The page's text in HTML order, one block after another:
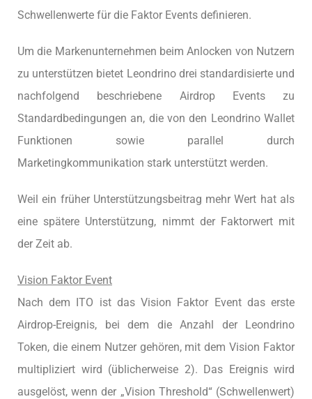
Schwellenwerte für die Faktor Events definieren.
Um die Markenunternehmen beim Anlocken von Nutzern
zu unterstützen bietet Leondrino drei standardisierte und
nachfolgend beschriebene Airdrop Events zu
Standardbedingungen an, die von den Leondrino Wallet
Funktionen sowie parallel durch
Marketingkommunikation stark unterstützt werden.
Weil ein früher Unterstützungsbeitrag mehr Wert hat als
eine spätere Unterstützung, nimmt der Faktorwert mit
der Zeit ab.
Vision Faktor Event
Nach dem ITO ist das Vision Faktor Event das erste
Airdrop-Ereignis, bei dem die Anzahl der Leondrino
Token, die einem Nutzer gehören, mit dem Vision Faktor
multipliziert wird (üblicherweise 2). Das Ereignis wird
ausgelöst, wenn der „Vision Threshold“ (Schwellenwert)